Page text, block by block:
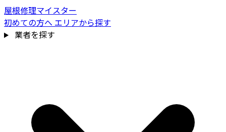
屋根修理マイスター
初めての方へ エリアから探す
業者を探す
費用相場を